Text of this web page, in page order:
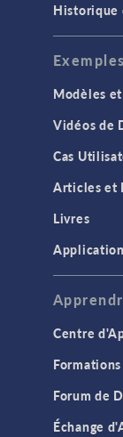
Historique
Modèles
Vidéos de
Cas
Articles et
Livres
Centre
Forum de
Échange